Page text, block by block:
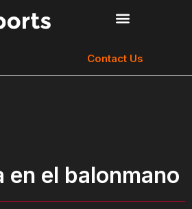
Contact Us
en el balonmano